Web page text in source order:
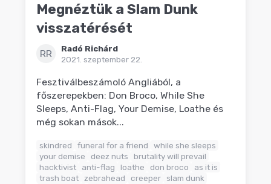
Megnéztük a Slam Dunk
visszatérését
RR
Radó Richárd
2021. szeptember 22.
Fesztiválbeszámoló Angliából, a
főszerepekben: Don Broco, While She
Sleeps, Anti-Flag, Your Demise, Loathe és
még sokan mások...
skindred funeral for a friend
while she sleeps
your demise
deez nuts
brutality will prevail
hacktivist
anti-flag loathe don broco
as it is
trash boat zebrahead creeper slam dunk